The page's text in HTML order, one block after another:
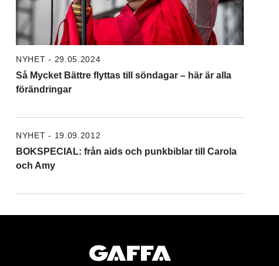
NYHET - 29.05.2024
Så Mycket Bättre flyttas till söndagar – här är alla
förändringar
NYHET - 19.09.2012
BOKSPECIAL: från aids och punkbiblar till Carola
och Amy